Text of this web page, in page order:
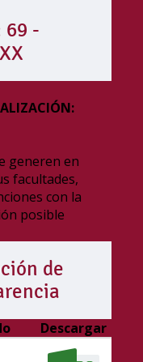
-
generen en
facultades,
con la
posible
de
Descargar